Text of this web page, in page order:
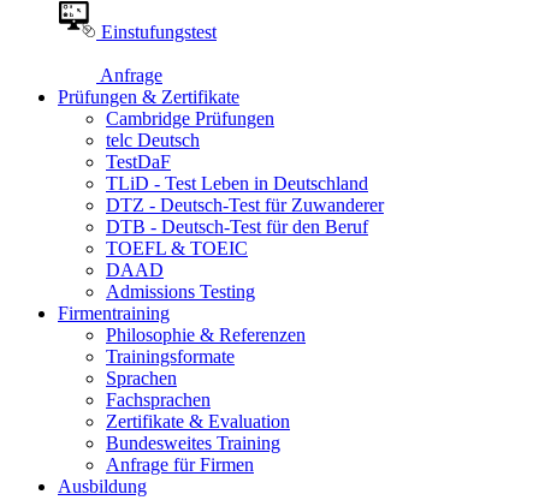
Einstufungstest
Anfrage
Prüfungen & Zertifikate
Cambridge Prüfungen
telc Deutsch
TestDaF
TLiD - Test Leben in Deutschland
DTZ - Deutsch-Test für Zuwanderer
DTB - Deutsch-Test für den Beruf
TOEFL & TOEIC
DAAD
Admissions Testing
Firmentraining
Philosophie & Referenzen
Trainingsformate
Sprachen
Fachsprachen
Zertifikate & Evaluation
Bundesweites Training
Anfrage für Firmen
Ausbildung